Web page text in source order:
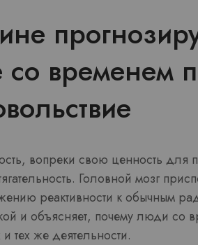
временем
вопреки свою ценность для
Головной мозг
реактивности к обычным
и объясняет, почему люди со
тех же деятельности.